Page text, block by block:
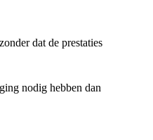
dat de prestaties
nodig hebben dan